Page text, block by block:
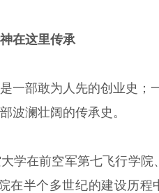
在这里传承
一部敢为人先的创业史
波澜壮阔的传承史。
学在前空军第七飞行学
在半个多世纪的建设历